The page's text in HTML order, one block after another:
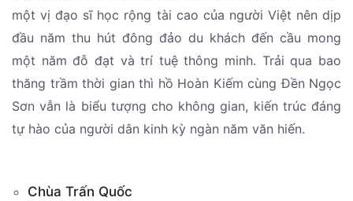
một vị đạo sĩ học rộng tài cao của người Việt nên dịp
đầu năm thu hút đông đảo du khách đến cầu mong
một năm đỗ đạt và trí tuệ thông minh. Trải qua bao
thăng trầm thời gian thì hồ Hoàn Kiếm cùng Đền Ngọc
Sơn vẫn là biểu tượng cho không gian, kiến trúc đáng
tự hào của người dân kinh kỳ ngàn năm văn hiến.
Chùa Trấn Quốc